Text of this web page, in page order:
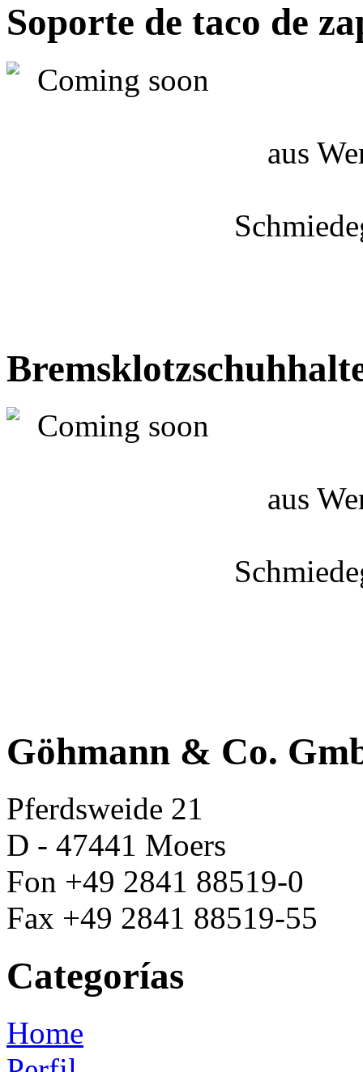
Soporte de taco de
aus
aus
Göhmann & Co.
Pferdsweide 21
D - 47441 Moers
Fon +49 2841 88519-0
Fax +49 2841 88519-55
Categorías
Home